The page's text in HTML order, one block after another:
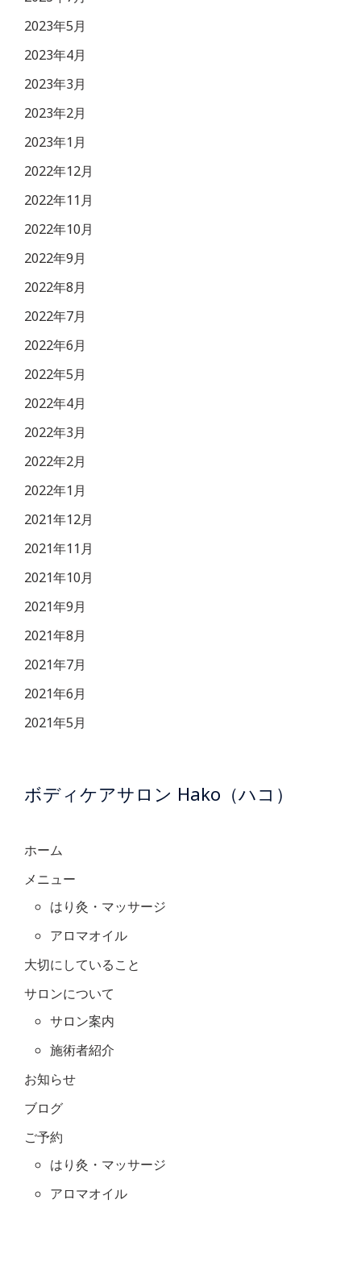
2023年5月
2023年4月
2023年3月
2023年2月
2023年1月
2022年12月
2022年11月
2022年10月
2022年9月
2022年8月
2022年7月
2022年6月
2022年5月
2022年4月
2022年3月
2022年2月
2022年1月
2021年12月
2021年11月
2021年10月
2021年9月
2021年8月
2021年7月
2021年6月
2021年5月
ボディケアサロン Hako（ハコ）
ホーム
メニュー
はり灸・マッサージ
アロマオイル
大切にしていること
サロンについて
サロン案内
施術者紹介
お知らせ
ブログ
ご予約
はり灸・マッサージ
アロマオイル